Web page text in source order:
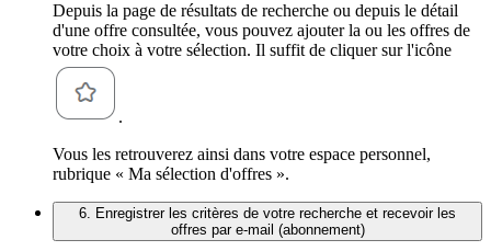
Depuis la page de résultats de recherche ou depuis le détail
d'une offre consultée, vous pouvez ajouter la ou les offres de
votre choix à votre sélection. Il suffit de cliquer sur l'icône
.
Vous les retrouverez ainsi dans votre espace personnel,
rubrique « Ma sélection d'offres ».
6. Enregistrer les critères de votre recherche et recevoir les
offres par e-mail (abonnement)